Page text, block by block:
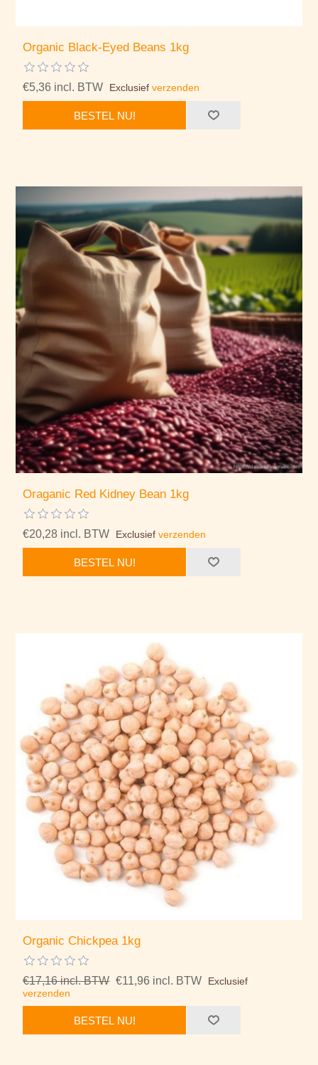
Organic Black-Eyed Beans 1kg
€5,36 incl. BTW Exclusiefverzenden
BESTEL NU!
Oraganic Red Kidney Bean 1kg
€20,28 incl. BTW Exclusiefverzenden
BESTEL NU!
Organic Chickpea 1kg
€17,16 incl. BTW €11,96 incl. BTW
Exclusief
verzenden
BESTEL NU!